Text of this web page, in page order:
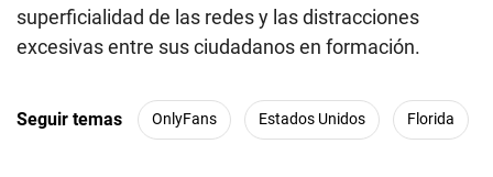
superficialidad de las redes y las distracciones
excesivas entre sus ciudadanos en formación.
Seguir temas OnlyFans Estados Unidos Florida